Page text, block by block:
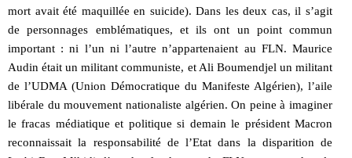
mort avait été maquillée en suicide). Dans les deux cas, il s’agit
de personnages emblématiques, et ils ont un point commun
important : ni l’un ni l’autre n’appartenaient au FLN. Maurice
Audin était un militant communiste, et Ali Boumendjel un militant
de l’UDMA (Union Démocratique du Manifeste Algérien), l’aile
libérale du mouvement nationaliste algérien. On peine à imaginer
le fracas médiatique et politique si demain le président Macron
reconnaissait la responsabilité de l’Etat dans la disparition de